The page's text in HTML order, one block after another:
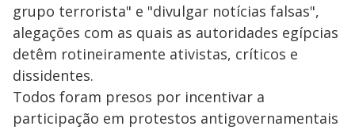
grupo terrorista" e "divulgar notícias falsas",
alegações com as quais as autoridades egípcias
detêm rotineiramente ativistas, críticos e
dissidentes.
Todos foram presos por incentivar a
participação em protestos antigovernamentais